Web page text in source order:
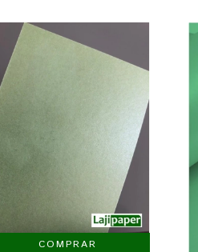
COMPRAR